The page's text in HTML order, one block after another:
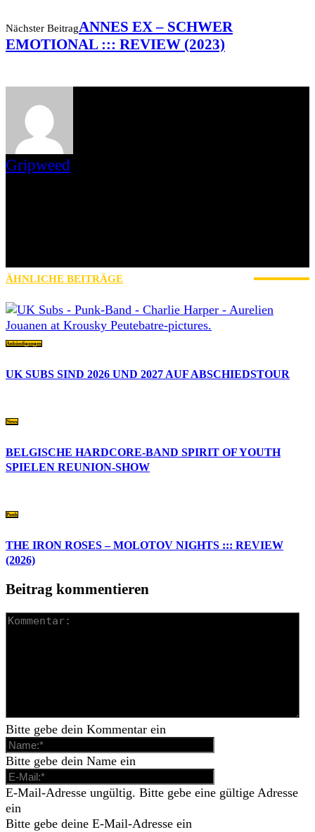
Nächster BeitragANNES EX – SCHWER
EMOTIONAL ::: REVIEW (2023)
Gripweed
ÄHNLICHE BEITRÄGE
Ankündigungen
UK SUBS SIND 2026 UND 2027 AUF ABSCHIEDSTOUR
News
BELGISCHE HARDCORE-BAND SPIRIT OF YOUTH
SPIELEN REUNION-SHOW
Punk
THE IRON ROSES – MOLOTOV NIGHTS ::: REVIEW
(2026)
Beitrag kommentieren
Bitte gebe dein Kommentar ein
Bitte gebe dein Name ein
E-Mail-Adresse ungültig. Bitte gebe eine gültige Adresse
ein
Bitte gebe deine E-Mail-Adresse ein